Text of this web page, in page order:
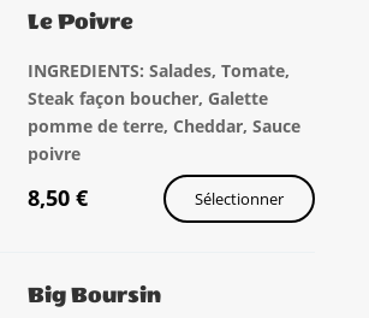
Le Poivre
INGREDIENTS: Salades, Tomate,
Steak façon boucher, Galette
pomme de terre, Cheddar, Sauce
poivre
8,50 € Sélectionner
Big Boursin